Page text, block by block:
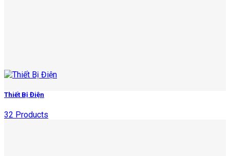
Thiết Bị Điện
32 Products